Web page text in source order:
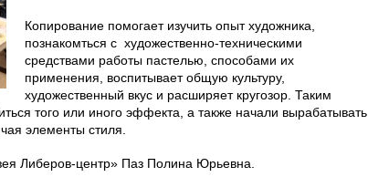
Копирование помогает изучить опыт художника,
познакомться с художественно-техническими
средствами работы пастелью, способами их
применения, воспитывает общую культуру,
художественный вкус и расширяет кругозор. Таким
того или иного эффекта, а также начали вырабатывать
элементы стиля.
Либеров-центр» Паз Полина Юрьевна.